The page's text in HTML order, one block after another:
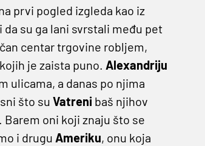
prvi pogled izgleda kao iz
su ga lani svrstali među pet
centar trgovine robljem,
je zaista puno. Alexandriju
ulicama, a danas po njima
što su Vatreni baš njihov
Barem oni koji znaju što se
i drugu Ameriku, onu koja